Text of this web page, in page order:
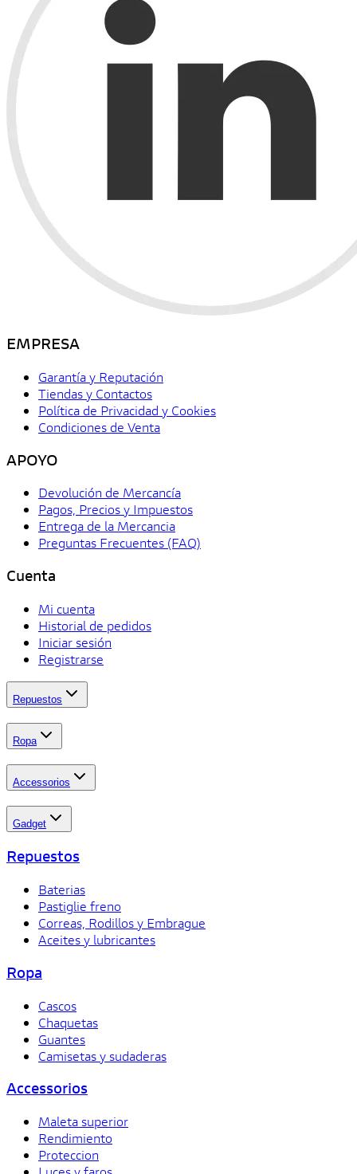
EMPRESA
Garantía y Reputación
Tiendas y Contactos
Política de Privacidad y Cookies
Condiciones de Venta
APOYO
Devolución de Mercancía
Pagos, Precios y Impuestos
Entrega de la Mercancia
Preguntas Frecuentes (FAQ)
Cuenta
Mi cuenta
Historial de pedidos
Iniciar sesión
Registrarse
Repuestos
Ropa
Accessorios
Gadget
Repuestos
Baterias
Pastiglie freno
Correas, Rodillos y Embrague
Aceites y lubricantes
Ropa
Cascos
Chaquetas
Guantes
Camisetas y sudaderas
Accessorios
Maleta superior
Rendimiento
Proteccion